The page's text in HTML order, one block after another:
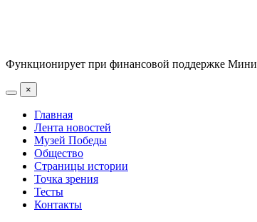
Функционирует при финансовой поддержке
×
Главная
Лента новостей
Музей Победы
Общество
Страницы истории
Точка зрения
Тесты
Контакты